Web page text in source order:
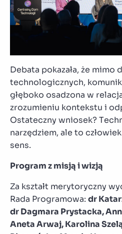
Debata pokazała, że mimo
technologicznych,
głęboko osadzona w
zrozumieniu kontekstu i
Ostateczny wniosek?
narzędziem, ale to
sens.
Program z misją i wizją
Za kształt merytoryczny
Rada Programowa: dr
dr Dagmara Prystacka,
Aneta Arwaj, Karolina